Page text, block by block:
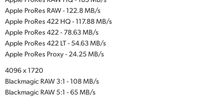
Apple ProRes RAW - 122.8 MB/s
Apple ProRes 422 HQ - 117.88 MB/s
Apple ProRes 422 - 78.63 MB/s
Apple ProRes 422 LT - 54.63 MB/s
Apple ProRes Proxy - 24.25 MB/s
4096 x 1720
Blackmagic RAW 3:1 - 108 MB/s
Blackmagic RAW 5:1 - 65 MB/s